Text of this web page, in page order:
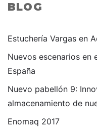
BLOG
Estuchería Vargas en
Nuevos escenarios en
España
Nuevo pabellón 9:
almacenamiento de
Enomaq 2017